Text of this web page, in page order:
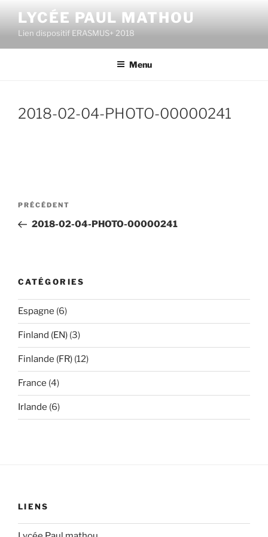
contenu
principal
LYCÉE PAUL MATHOU
Lien dispositif ERASMUS+ 2018
Menu
2018-02-04-PHOTO-00000241
Navigation
l’article
Article
précédent
PRÉCÉDENT
2018-02-04-PHOTO-00000241
CATÉGORIES
Espagne (6)
Finland (EN) (3)
Finlande (FR) (12)
France (4)
Irlande (6)
LIENS